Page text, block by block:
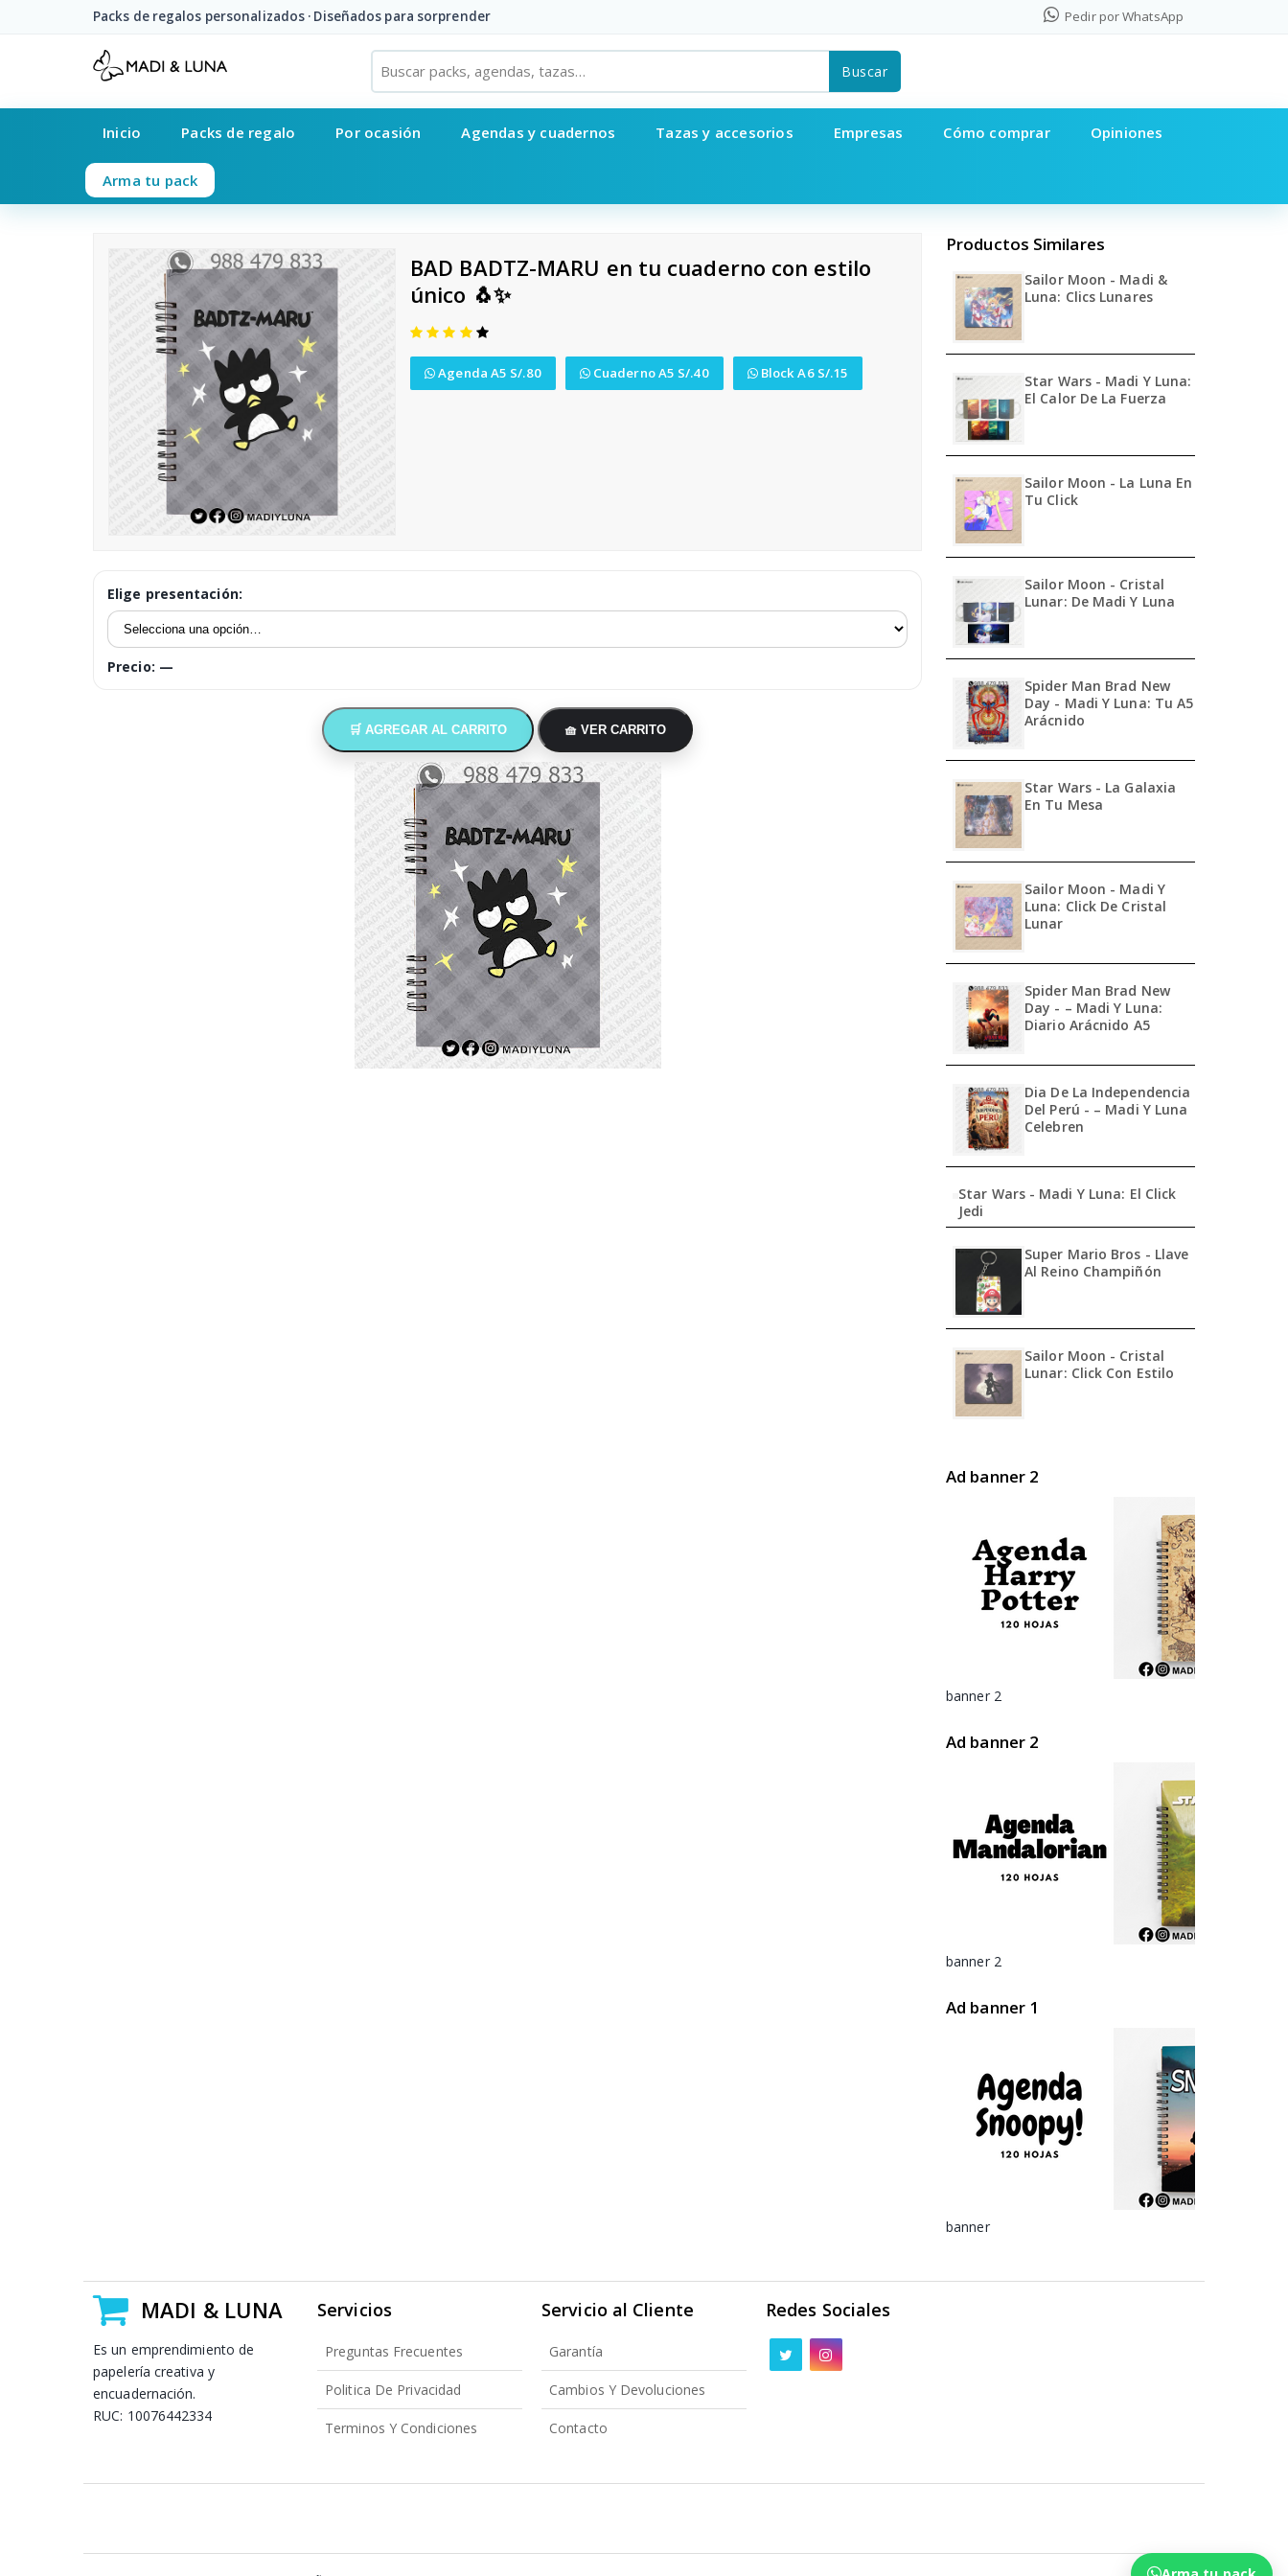
Packs de regalos personalizados · Diseñados para sorprender Pedir por WhatsApp
Buscar
Inicio Packs de regalo Por ocasión Agendas y cuadernos Tazas y accesorios Empresas Cómo comprar Opiniones
Arma tu pack
BAD BADTZ-MARU en tu cuaderno con estilo
único 🐧✨
Agenda A5 S/.80 Cuaderno A5 S/.40 Block A6 S/.15
Elige presentación:
Precio: —
🛒 AGREGAR AL CARRITO 🧺 VER CARRITO
Productos Similares
Sailor Moon - Madi &
Luna: Clics Lunares
Star Wars - Madi Y Luna:
El Calor De La Fuerza
Sailor Moon - La Luna En
Tu Click
Sailor Moon - Cristal
Lunar: De Madi Y Luna
Spider Man Brad New
Day - Madi Y Luna: Tu A5
Arácnido
Star Wars - La Galaxia
En Tu Mesa
Sailor Moon - Madi Y
Luna: Click De Cristal
Lunar
Spider Man Brad New
Day - – Madi Y Luna:
Diario Arácnido A5
Dia De La Independencia
Del Perú - – Madi Y Luna
Celebren
Star Wars - Madi Y Luna: El Click
Jedi
Super Mario Bros - Llave
Al Reino Champiñón
Sailor Moon - Cristal
Lunar: Click Con Estilo
Ad banner 2
banner 2
Ad banner 2
banner 2
Ad banner 1
banner
MADI & LUNA
Es un emprendimiento de
papelería creativa y
encuadernación.
RUC: 10076442334
Servicios
Preguntas Frecuentes
Politica De Privacidad
Terminos Y Condiciones
Servicio al Cliente
Garantía
Cambios Y Devoluciones
Contacto
Redes Sociales